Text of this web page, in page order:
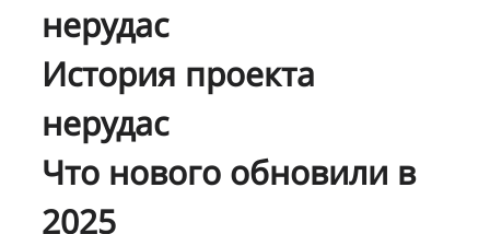
нерудас
История проекта
нерудас
Что нового обновили в
2025